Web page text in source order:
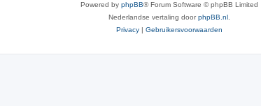
Powered by phpBB® Forum Software © phpBB Limited
Nederlandse vertaling doorphpBB.nl
Privacy | Gebruikersvoorwaarden